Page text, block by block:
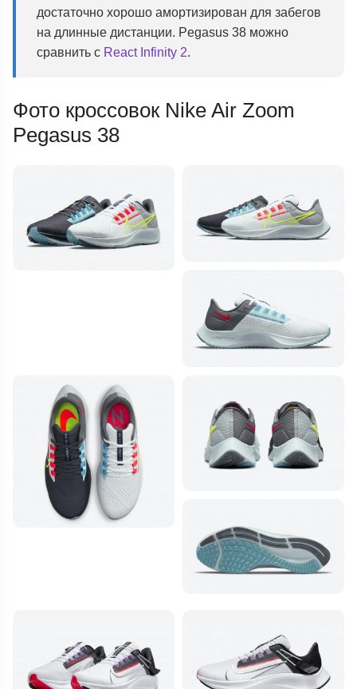
достаточно хорошо амортизирован для забегов
на длинные дистанции. Pegasus 38 можно
сравнить с React Infinity 2.
Фото кроссовок Nike Air Zoom
Pegasus 38